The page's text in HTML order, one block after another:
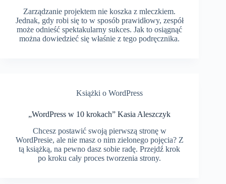
Zarządzanie projektem nie koszka z mleczkiem.
Jednak, gdy robi się to w sposób prawidłowy, zespół
może odnieść spektakularny sukces. Jak to osiągnąć
można dowiedzieć się właśnie z tego podręcznika.
Książki o WordPress
„WordPress w 10 krokach” Kasia Aleszczyk
Chcesz postawić swoją pierwszą stronę w
WordPresie, ale nie masz o nim zielonego pojęcia? Z
tą książką, na pewno dasz sobie radę. Przejdź krok
po kroku cały proces tworzenia strony.